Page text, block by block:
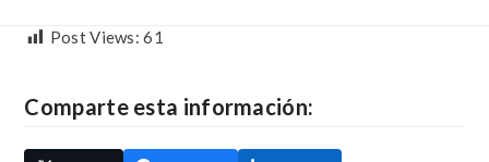
Post Views: 61
Comparte esta información: